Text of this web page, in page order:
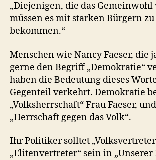
„Diejenigen, die das
müssen es mit starken Bürgern
bekommen.“
Menschen wie Nancy Faeser, die
gerne den Begriff „Demokratie“
haben die Bedeutung dieses
Gegenteil verkehrt. Demokratie
„Volksherrschaft“ Frau Faeser,
„Herrschaft gegen das Volk“.
Ihr Politiker solltet
„Elitenvertreter“ sein in „Unserer